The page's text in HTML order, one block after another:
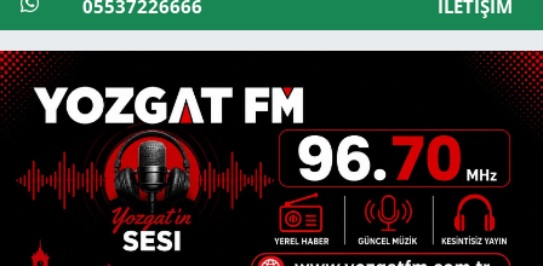
05537226666 İLETIŞIM